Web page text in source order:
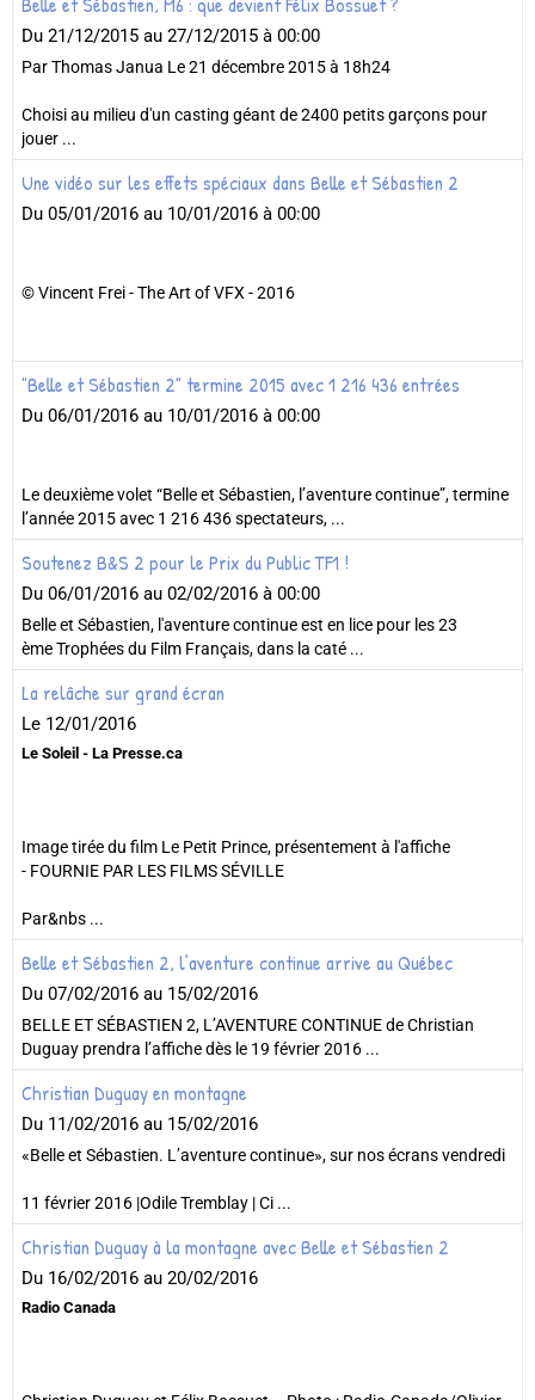
Du 21/12/2015 au 27/12/2015 à 00:00
Par Thomas Janua Le 21 décembre 2015 à 18h24
Choisi au milieu d'un casting géant de 2400 petits garçons pour
jouer ...
Une vidéo sur les effets spéciaux dans Belle et Sébastien 2
Du 05/01/2016 au 10/01/2016 à 00:00
© Vincent Frei - The Art of VFX - 2016
"Belle et Sébastien 2" termine 2015 avec 1 216 436 entrées
Du 06/01/2016 au 10/01/2016 à 00:00
Le deuxième volet “Belle et Sébastien, l’aventure continue”, termine
l’année 2015 avec 1 216 436 spectateurs, ...
Soutenez B&S 2 pour le Prix du Public TF1 !
Du 06/01/2016 au 02/02/2016 à 00:00
Belle et Sébastien, l'aventure continue est en lice pour les 23
ème Trophées du Film Français, dans la caté ...
La relâche sur grand écran
Le 12/01/2016
Le Soleil - La Presse.ca
Image tirée du film Le Petit Prince, présentement à l'affiche
- FOURNIE PAR LES FILMS SÉVILLE
Par&nbs ...
Belle et Sébastien 2, l’aventure continue arrive au Québec
Du 07/02/2016 au 15/02/2016
BELLE ET SÉBASTIEN 2, L’AVENTURE CONTINUE de Christian
Duguay prendra l’affiche dès le 19 février 2016 ...
Christian Duguay en montagne
Du 11/02/2016 au 15/02/2016
«Belle et Sébastien. L’aventure continue», sur nos écrans vendredi
11 février 2016 |Odile Tremblay | Ci ...
Christian Duguay à la montagne avec Belle et Sébastien 2
Du 16/02/2016 au 20/02/2016
Radio Canada